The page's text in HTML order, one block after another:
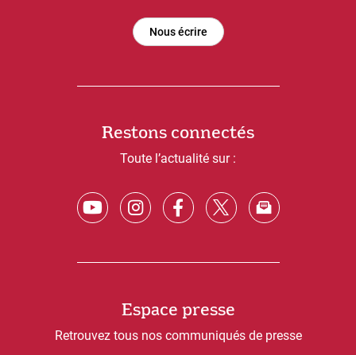
Nous écrire
Restons connectés
Toute l’actualité sur :
Espace presse
Retrouvez tous nos communiqués de presse